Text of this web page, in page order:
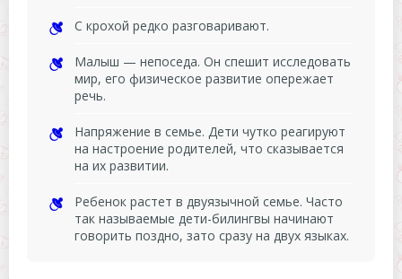
С крохой редко разговаривают.
Малыш — непоседа. Он спешит исследовать
мир, его физическое развитие опережает
речь.
Напряжение в семье. Дети чутко реагируют
на настроение родителей, что сказывается
на их развитии.
Ребенок растет в двуязычной семье. Часто
так называемые дети-билингвы начинают
говорить поздно, зато сразу на двух языках.